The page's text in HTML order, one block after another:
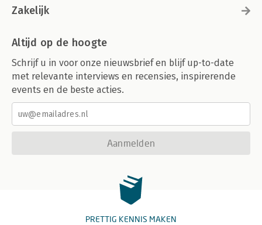
Zakelijk
Altijd op de hoogte
Schrijf u in voor onze nieuwsbrief en blijf up-to-date
met relevante interviews en recensies, inspirerende
events en de beste acties.
Aanmelden
PRETTIG KENNIS MAKEN